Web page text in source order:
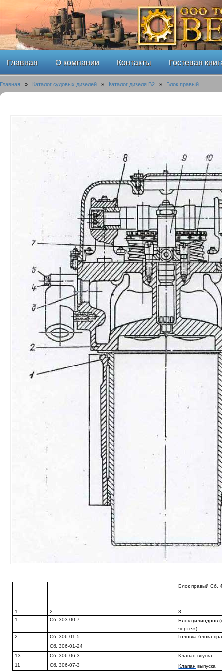
Главная О компании Контакты Гостевая
Главная » Каталог судовых дизелей » Каталог дизеля B2 » Блок правый
Блок правый Сб.
1 2
3
1
Сб. 303-00-7 Блок цилиндров
чертеж)
2
Сб. 306-01-5
Головка блока
Сб. 306-01-24
13
Сб. 306-06-3
Клапан впуска
11
Сб. 306-07-3 Клапан выпуска